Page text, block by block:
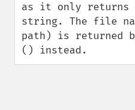
as it only returns
string. The file
path) is returned
() instead.